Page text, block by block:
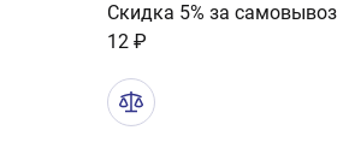
Скидка 5% за самовывоз
12 ₽